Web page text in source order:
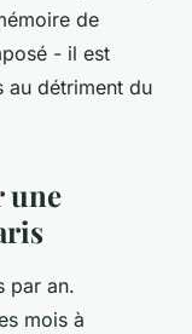
de
- il est
au détriment du
une
par an.
mois à